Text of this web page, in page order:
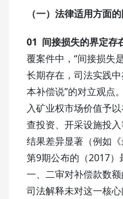
（一）法律适用方面
01 间接损失的界定存
覆案件中，“间接损失
长期存在，司法实践
本补偿说”的对立观点
入矿业权市场价值予
查投资、开采设施投
结果差异显著（例如
第9期公布的（2017）
一、二审对补偿款数
司法解释未对这一核